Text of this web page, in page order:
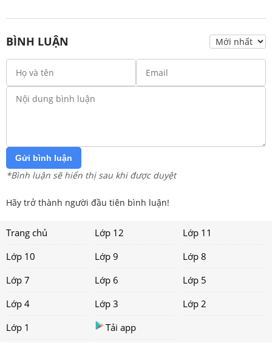
BÌNH LUẬN
Gửi bình luận
*Bình luận sẽ hiển thị sau khi được duyệt
Hãy trở thành người đầu tiên bình luận!
Trang chủ Lớp 12
Lớp 11
Lớp 10
Lớp 9
Lớp 8
Lớp 7
Lớp 6
Lớp 5
Lớp 4
Lớp 3
Lớp 2
Lớp 1
Tải app